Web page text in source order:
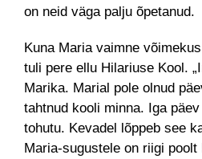
on neid väga palju õpetanud.
Kuna Maria vaimne
tuli pere ellu Hilariuse Kool.
Marika. Marial pole olnud
tahtnud kooli minna. Iga
tohutu. Kevadel lõppeb see
Maria-sugustele on riigi